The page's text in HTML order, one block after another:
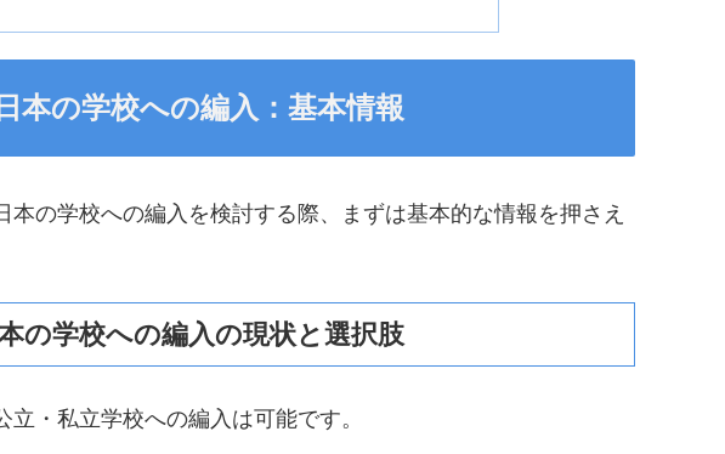
本の学校への編入：基本情報
の学校への編入を検討する際、まずは基本的な情報を押さえ
の学校への編入の現状と選択肢
・私立学校への編入は可能です。